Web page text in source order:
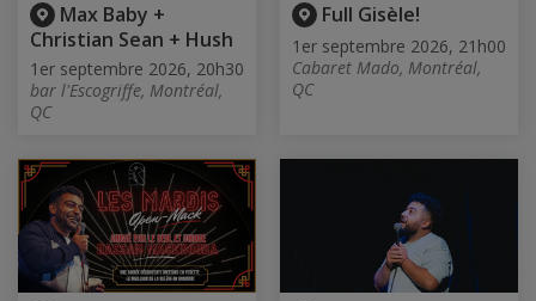
Max Baby +
Christian Sean + Hush
1er septembre 2026, 20h30
bar l'Escogriffe, Montréal,
QC
Full Gisèle!
1er septembre 2026, 21h00
Cabaret Mado, Montréal,
QC